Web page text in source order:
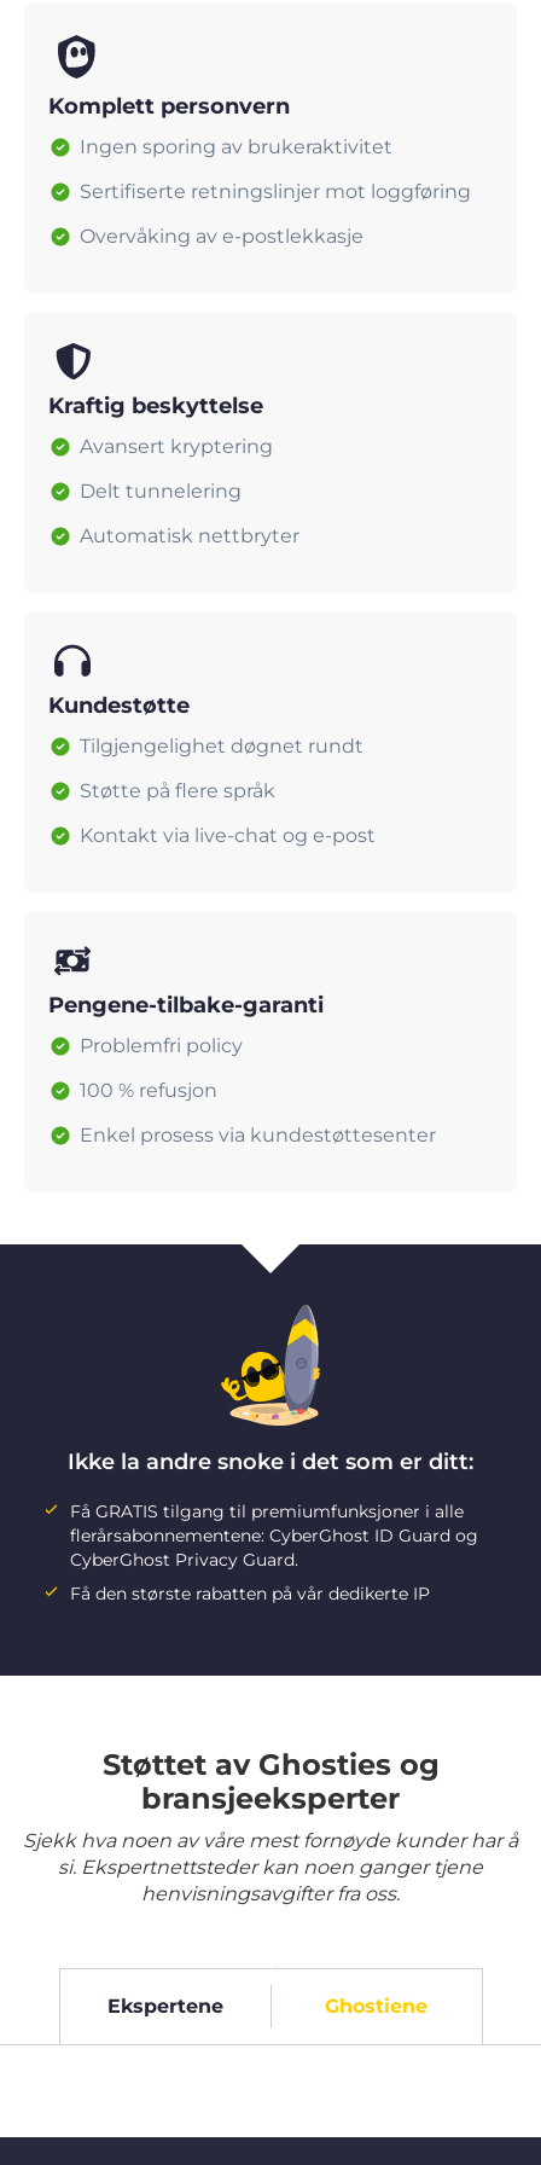
Komplett personvern
Ingen sporing av brukeraktivitet
Sertifiserte retningslinjer mot loggføring
Overvåking av e-postlekkasje
Kraftig beskyttelse
Avansert kryptering
Delt tunnelering
Automatisk nettbryter
Kundestøtte
Tilgjengelighet døgnet rundt
Støtte på flere språk
Kontakt via live-chat og e-post
Pengene-tilbake-garanti
Problemfri policy
100 % refusjon
Enkel prosess via kundestøttesenter
Ikke la andre snoke i det som er ditt:
Få GRATIS tilgang til premiumfunksjoner i alle
flerårsabonnementene: CyberGhost ID Guard og
CyberGhost Privacy Guard.
Få den største rabatten på vår dedikerte IP
Støttet av Ghosties og
bransjeeksperter
Sjekk hva noen av våre mest fornøyde kunder har å
si. Ekspertnettsteder kan noen ganger tjene
henvisningsavgifter fra oss.
Ekspertene Ghostiene